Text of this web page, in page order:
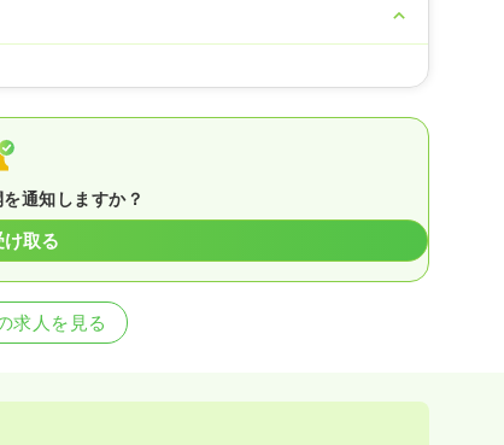
通知しますか？
取る
求人を見る